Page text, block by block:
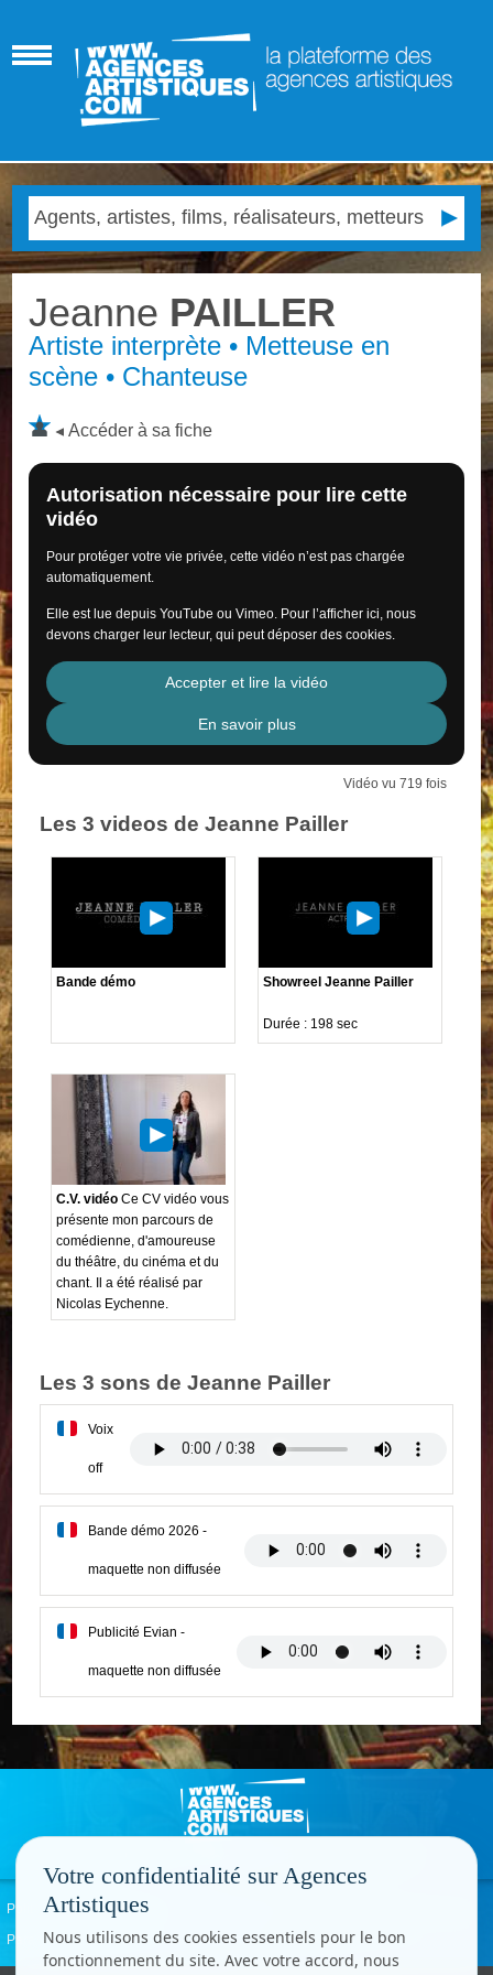
Jeanne PAILLER
Artiste interprète • Metteuse en
scène • Chanteuse
Accéder à sa fiche
Autorisation nécessaire pour lire cette
vidéo
Pour protéger votre vie privée, cette vidéo n’est pas chargée
automatiquement.
Elle est lue depuis YouTube ou Vimeo. Pour l’afficher ici, nous
devons charger leur lecteur, qui peut déposer des cookies.
Accepter et lire la vidéo
En savoir plus
Vidéo vu 719 fois
Les 3 videos de Jeanne Pailler
Bande démo Showreel Jeanne Pailler
Durée : 198 sec
C.V. vidéo Ce CV vidéo vous
présente mon parcours de
comédienne, d'amoureuse
du théâtre, du cinéma et du
chant. Il a été réalisé par
Nicolas Eychenne.
Les 3 sons de Jeanne Pailler
Voix
off
Bande démo 2026 -
maquette non diffusée
Publicité Evian -
maquette non diffusée
Politique de confidentialité
Paramètres cookies
Votre confidentialité sur Agences
Artistiques
Nous utilisons des cookies essentiels pour le bon
fonctionnement du site. Avec votre accord, nous